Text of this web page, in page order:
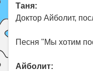
Таня:
Доктор Айболит,
Песня "Мы хотим
Айболит: